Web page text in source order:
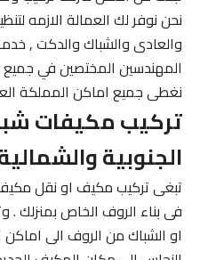
نحن نوفر لك العمالة الازمه
والعادى والشباك والدكت ,
المهندسين المختصين في جميع
نغطى جميع اماكن المملكة
تركيب مكيفات
الجنوبية
تبغى تركيب مكيف او نقل
فى بناء الروف الخاص بمنزلك .
او الشباك من الروف الى